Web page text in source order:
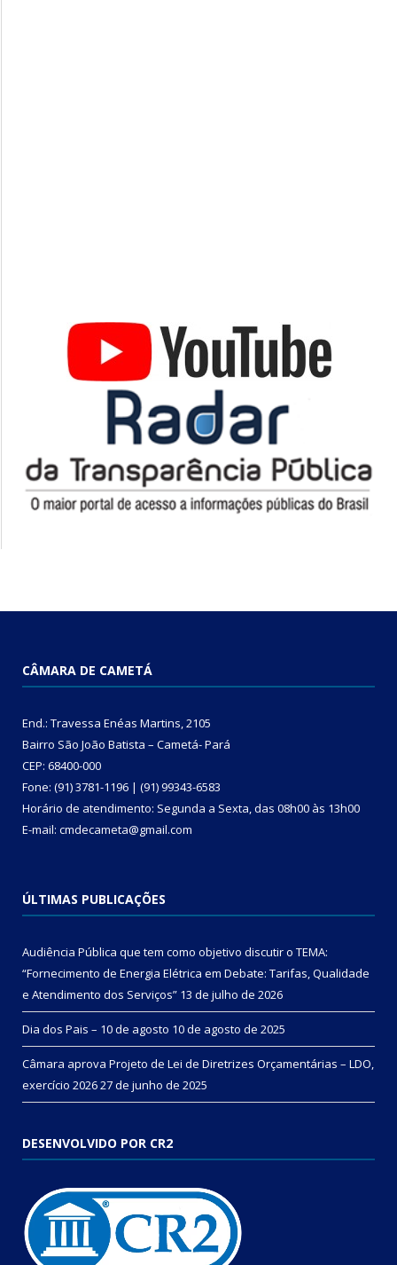
CÂMARA DE CAMETÁ
End.: Travessa Enéas Martins, 2105
Bairro São João Batista – Cametá- Pará
CEP: 68400-000
Fone: (91) 3781-1196 | (91) 99343-6583
Horário de atendimento: Segunda a Sexta, das 08h00 às 13h00
E-mail: cmdecameta@gmail.com
ÚLTIMAS PUBLICAÇÕES
Audiência Pública que tem como objetivo discutir o TEMA:
“Fornecimento de Energia Elétrica em Debate: Tarifas, Qualidade
e Atendimento dos Serviços” 13 de julho de 2026
Dia dos Pais – 10 de agosto 10 de agosto de 2025
Câmara aprova Projeto de Lei de Diretrizes Orçamentárias – LDO,
exercício 202627 de junho de 2025
DESENVOLVIDO POR CR2